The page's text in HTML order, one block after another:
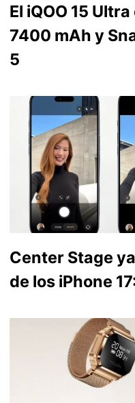
El iQOO 15
7400 mAh y
5
Center Stage
de los iPhone